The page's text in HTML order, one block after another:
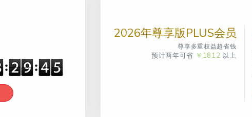
2026年尊享版PLUS会员
尊享多重权益超省钱
预计两年可省 ￥1812 以上